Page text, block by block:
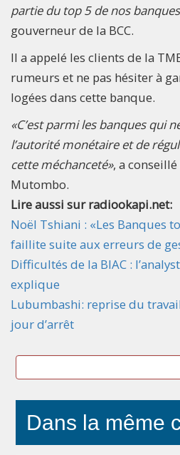
partie du top 5 de nos
gouverneur de la BCC.
Il a appelé les clients de la
rumeurs et ne pas hésiter à
logées dans cette banque.
«C’est parmi les banques qui
l’autorité monétaire et de
cette méchanceté», a
Mutombo.
Lire aussi sur radiookapi.net:
Noël Tshiani : «Les Banques
faillite suite aux erreurs de
Difficultés de la BIAC :
explique
Lubumbashi: reprise du
jour d’arrêt
Dans la même